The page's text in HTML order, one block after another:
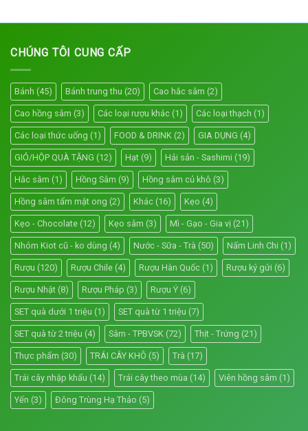
CHÚNG TÔI CUNG CẤP
Bánh (45) Bánh trung thu (20) Cao hắc sâm (2)
Cao hồng sâm (3) Các loại rượu khác (1) Các loại thạch (1)
Các loại thức uống (1) FOOD & DRINK (2) GIA DỤNG (4)
GIỎ/HỘP QUÀ TẶNG (12) Hạt (9) Hải sản - Sashimi (19)
Hắc sâm (1) Hồng Sâm (9) Hồng sâm củ khô (3)
Hồng sâm tẩm mật ong (2) Khác (16) Kẹo (4)
Kẹo - Chocolate (12) Kẹo sâm (3) Mì - Gạo - Gia vị (21)
Nhóm Kiot cũ - ko dùng (4) Nước - Sữa - Trà (50) Nấm Linh Chi (1)
Rượu (120) Rượu Chile (4) Rượu Hàn Quốc (1) Rượu ký gửi (6)
Rượu Nhật (8) Rượu Pháp (3) Rượu Ý (6)
SET quà dưới 1 triệu (1) SET quà từ 1 triệu (7)
SET quà từ 2 triệu (4) Sâm - TPBVSK (72) Thịt - Trứng (21)
Thực phẩm (30) TRÁI CÂY KHÔ (5) Trà (17)
Trái cây nhập khẩu (14) Trái cây theo mùa (14) Viên hồng sâm (1)
Yến (3) Đông Trùng Hạ Thảo (5)